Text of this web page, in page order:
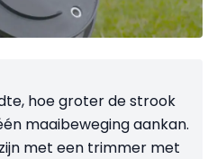
hoe groter de strook
maaibeweging aankan.
met een trimmer met